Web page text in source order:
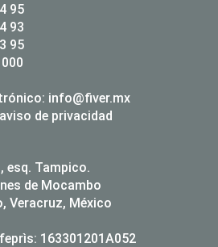
95
93
95
info@fiver.mx
de privacidad
esq. Tampico.
de Mocambo
Veracruz, México
163301201A052